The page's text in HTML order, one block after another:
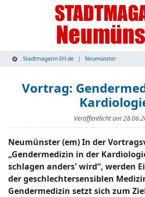
Stadtmagazin-SH.de Neumünster
Vortrag:
Veröffentlicht am
Neumünster (em) In der
„Gendermedizin in der
schlagen anders' wird“, werden
der geschlechtersensiblen
Gendermedizin setzt sich zum